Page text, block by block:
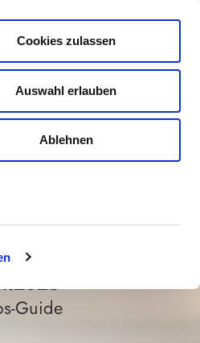
Cookies zulassen
Auswahl erlauben
Ablehnen
Guide